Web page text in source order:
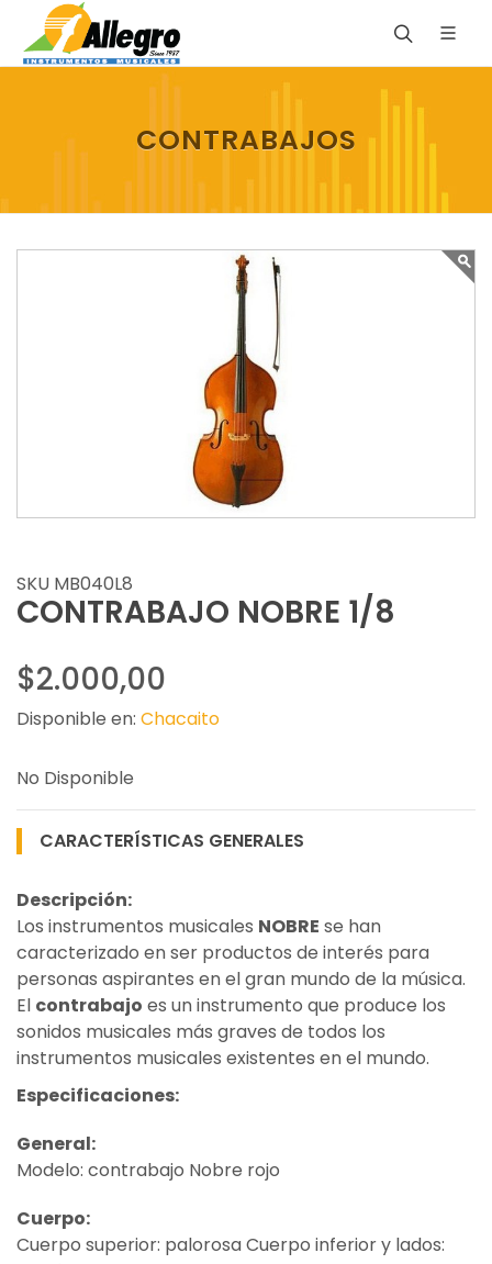
CONTRABAJOS
SKU MB040L8
CONTRABAJO NOBRE 1/8
$2.000,00
Disponible en: Chacaito
No Disponible
CARACTERÍSTICAS GENERALES
Descripción:
Los instrumentos musicales NOBRE se han
caracterizado en ser productos de interés para
personas aspirantes en el gran mundo de la música.
El contrabajo es un instrumento que produce los
sonidos musicales más graves de todos los
instrumentos musicales existentes en el mundo.
Especificaciones:
General:
Modelo: contrabajo Nobre rojo
Cuerpo:
Cuerpo superior: palorosa Cuerpo inferior y lados: